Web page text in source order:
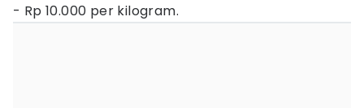
- Rp 10.000 per kilogram.